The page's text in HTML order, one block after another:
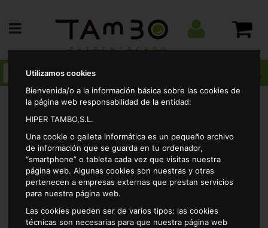
Utilizamos cookies
Bienvenida/o a la información básica sobre las cookies de
la página web responsabilidad de la entidad:
HIPER TAMBO,S.L.
Una cookie o galleta informática es un pequeño archivo
de información que se guarda en tu ordenador,
“smartphone” o tableta cada vez que visitas nuestra
página web. Algunas cookies son nuestras y otras
pertenecen a empresas externas que prestan servicios
para nuestra página web.
Las cookies pueden ser de varios tipos: las cookies
técnicas son necesarias para que nuestra página web
alteza 4x115gr